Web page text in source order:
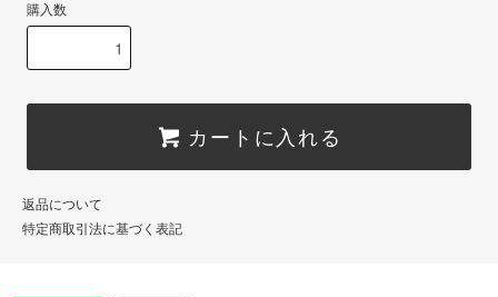
購入数
カートに入れる
返品について
特定商取引法に基づく表記